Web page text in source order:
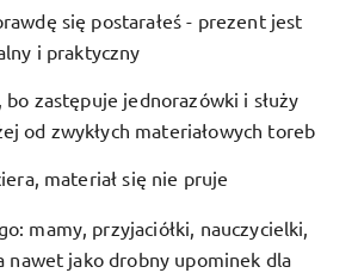
się postarałeś - prezent jest
i praktyczny
zastępuje jednorazówki i służy
od zwykłych materiałowych toreb
materiał się nie pruje
mamy, przyjaciółki, nauczycielki,
nawet jako drobny upominek dla